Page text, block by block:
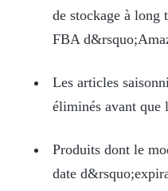
de stockage à long
FBA
Les articles
éliminés avant que
Produits dont le
date